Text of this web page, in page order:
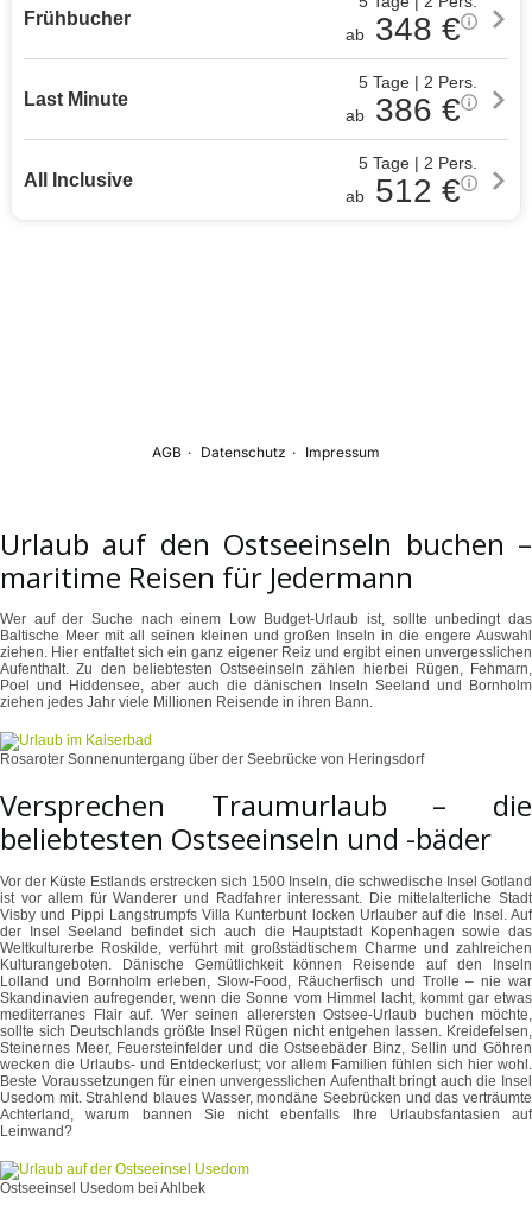
Urlaub auf den Ostseeinseln buchen –
maritime Reisen für Jedermann
Wer auf der Suche nach einem Low Budget-Urlaub ist, sollte unbedingt das
Baltische Meer mit all seinen kleinen und großen Inseln in die engere Auswahl
ziehen. Hier entfaltet sich ein ganz eigener Reiz und ergibt einen unvergesslichen
Aufenthalt. Zu den beliebtesten Ostseeinseln zählen hierbei Rügen, Fehmarn,
Poel und Hiddensee, aber auch die dänischen Inseln Seeland und Bornholm
ziehen jedes Jahr viele Millionen Reisende in ihren Bann.
Rosaroter Sonnenuntergang über der Seebrücke von Heringsdorf
Versprechen Traumurlaub – die
beliebtesten Ostseeinseln und -bäder
Vor der Küste Estlands erstrecken sich 1500 Inseln, die schwedische Insel Gotland
ist vor allem für Wanderer und Radfahrer interessant. Die mittelalterliche Stadt
Visby und Pippi Langstrumpfs Villa Kunterbunt locken Urlauber auf die Insel. Auf
der Insel Seeland befindet sich auch die Hauptstadt Kopenhagen sowie das
Weltkulturerbe Roskilde, verführt mit großstädtischem Charme und zahlreichen
Kulturangeboten. Dänische Gemütlichkeit können Reisende auf den Inseln
Lolland und Bornholm erleben, Slow-Food, Räucherfisch und Trolle – nie war
Skandinavien aufregender, wenn die Sonne vom Himmel lacht, kommt gar etwas
mediterranes Flair auf. Wer seinen allerersten Ostsee-Urlaub buchen möchte,
sollte sich Deutschlands größte Insel Rügen nicht entgehen lassen. Kreidefelsen,
Steinernes Meer, Feuersteinfelder und die Ostseebäder Binz, Sellin und Göhren
wecken die Urlaubs- und Entdeckerlust; vor allem Familien fühlen sich hier wohl.
Beste Voraussetzungen für einen unvergesslichen Aufenthalt bringt auch die Insel
Usedom mit. Strahlend blaues Wasser, mondäne Seebrücken und das verträumte
Achterland, warum bannen Sie nicht ebenfalls Ihre Urlaubsfantasien auf
Leinwand?
Ostseeinsel Usedom bei Ahlbek